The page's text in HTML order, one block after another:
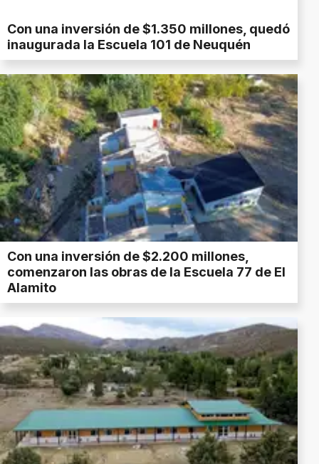
Con una inversión de $1.350 millones, quedó
inaugurada la Escuela 101 de Neuquén
Con una inversión de $2.200 millones,
comenzaron las obras de la Escuela 77 de El
Alamito